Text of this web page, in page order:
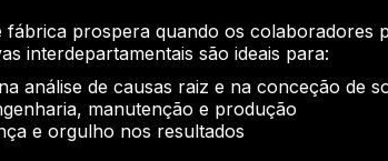
prospera quando os colaboradores
interdepartamentais são ideais para:
análise de causas raiz e na conceção de
manutenção e produção
e orgulho nos resultados